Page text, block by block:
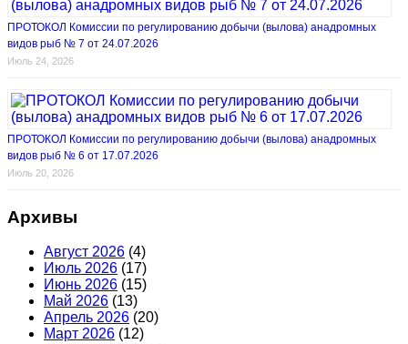
ПРОТОКОЛ Комиссии по регулированию добычи (вылова) анадромных
видов рыб № 7 от 24.07.2026
Июль 24, 2026
ПРОТОКОЛ Комиссии по регулированию добычи (вылова) анадромных
видов рыб № 6 от 17.07.2026
Июль 20, 2026
Архивы
Август 2026 (4)
Июль 2026 (17)
Июнь 2026 (15)
Май 2026 (13)
Апрель 2026 (20)
Март 2026 (12)